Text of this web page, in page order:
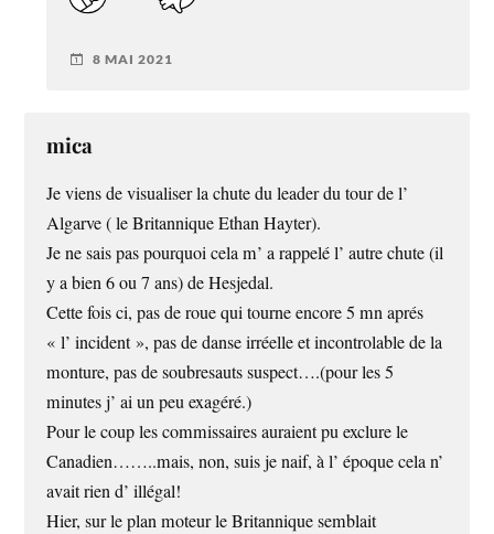
8 MAI 2021
mica
Je viens de visualiser la chute du leader du tour de l’
Algarve ( le Britannique Ethan Hayter).
Je ne sais pas pourquoi cela m’ a rappelé l’ autre chute (il
y a bien 6 ou 7 ans) de Hesjedal.
Cette fois ci, pas de roue qui tourne encore 5 mn aprés
« l’ incident », pas de danse irréelle et incontrolable de la
monture, pas de soubresauts suspect….(pour les 5
minutes j’ ai un peu exagéré.)
Pour le coup les commissaires auraient pu exclure le
Canadien……..mais, non, suis je naif, à l’ époque cela n’
avait rien d’ illégal!
Hier, sur le plan moteur le Britannique semblait